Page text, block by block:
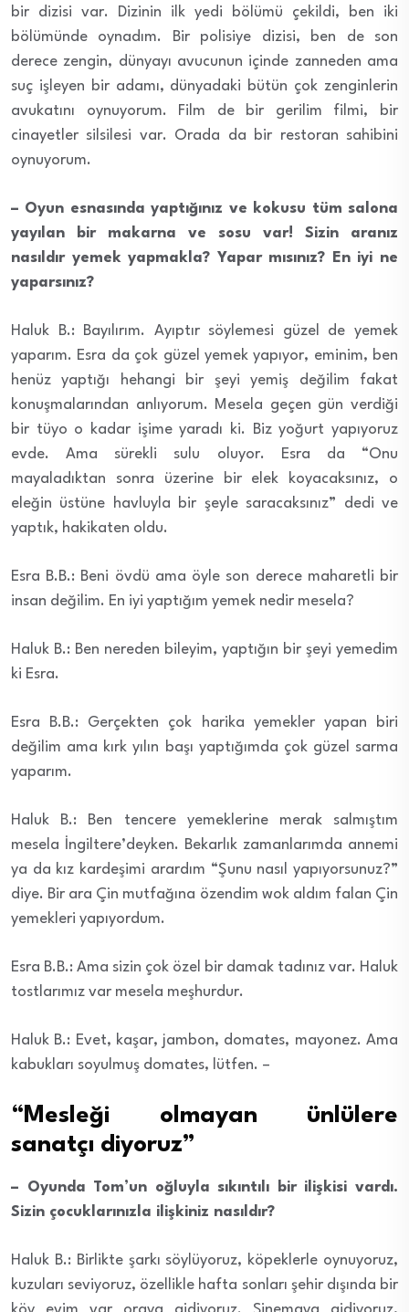
bir dizisi var. Dizinin ilk yedi bölümü çekildi, ben iki
bölümünde oynadım. Bir polisiye dizisi, ben de son
derece zengin, dünyayı avucunun içinde zanneden ama
suç işleyen bir adamı, dünyadaki bütün çok zenginlerin
avukatını oynuyorum. Film de bir gerilim filmi, bir
cinayetler silsilesi var. Orada da bir restoran sahibini
oynuyorum.
– Oyun esnasında yaptığınız ve kokusu tüm salona
yayılan bir makarna ve sosu var! Sizin aranız
nasıldır yemek yapmakla? Yapar mısınız? En iyi ne
yaparsınız?
Haluk B.: Bayılırım. Ayıptır söylemesi güzel de yemek
yaparım. Esra da çok güzel yemek yapıyor, eminim, ben
henüz yaptığı hehangi bir şeyi yemiş değilim fakat
konuşmalarından anlıyorum. Mesela geçen gün verdiği
bir tüyo o kadar işime yaradı ki. Biz yoğurt yapıyoruz
evde. Ama sürekli sulu oluyor. Esra da “Onu
mayaladıktan sonra üzerine bir elek koyacaksınız, o
eleğin üstüne havluyla bir şeyle saracaksınız” dedi ve
yaptık, hakikaten oldu.
Esra B.B.: Beni övdü ama öyle son derece maharetli bir
insan değilim. En iyi yaptığım yemek nedir mesela?
Haluk B.: Ben nereden bileyim, yaptığın bir şeyi yemedim
ki Esra.
Esra B.B.: Gerçekten çok harika yemekler yapan biri
değilim ama kırk yılın başı yaptığımda çok güzel sarma
yaparım.
Haluk B.: Ben tencere yemeklerine merak salmıştım
mesela İngiltere’deyken. Bekarlık zamanlarımda annemi
ya da kız kardeşimi arardım “Şunu nasıl yapıyorsunuz?”
diye. Bir ara Çin mutfağına özendim wok aldım falan Çin
yemekleri yapıyordum.
Esra B.B.: Ama sizin çok özel bir damak tadınız var. Haluk
tostlarımız var mesela meşhurdur.
Haluk B.: Evet, kaşar, jambon, domates, mayonez. Ama
kabukları soyulmuş domates, lütfen. –
“Mesleği olmayan ünlülere
sanatçı diyoruz”
– Oyunda Tom’un oğluyla sıkıntılı bir ilişkisi vardı.
Sizin çocuklarınızla ilişkiniz nasıldır?
Haluk B.: Birlikte şarkı söylüyoruz, köpeklerle oynuyoruz,
kuzuları seviyoruz, özellikle hafta sonları şehir dışında bir